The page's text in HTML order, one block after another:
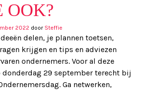
OOK?
2022 door Steffie
delen, je plannen toetsen,
krijgen en tips en adviezen
ondernemers. Voor al deze
29 september terecht bij
Ga netwerken,